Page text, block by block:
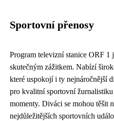
Sportovní přenosy
Program televizní stanice ORF 1
skutečným zážitkem. Nabízí
které uspokojí i ty nejnáročnější
pro kvalitní sportovní
momenty. Diváci se mohou těšit
nejdůležitějších sportovních